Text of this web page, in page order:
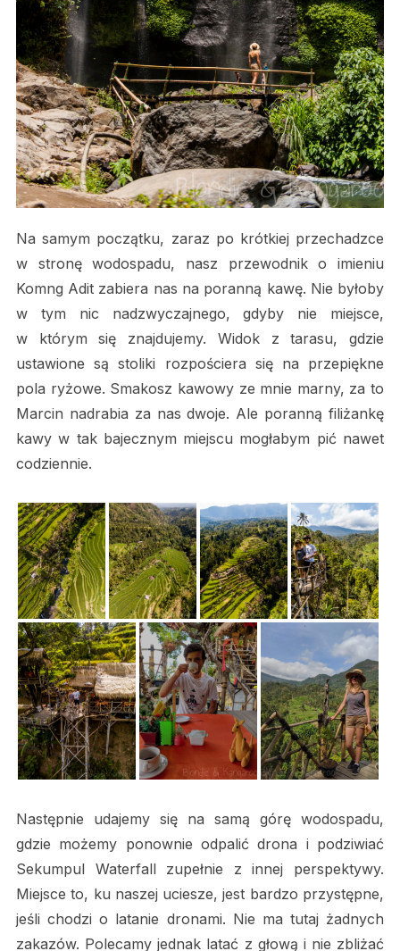
Na samym początku, zaraz po krótkiej przechadzce
w stronę wodospadu, nasz przewodnik o imieniu
Komng Adit zabiera nas na poranną kawę. Nie byłoby
w tym nic nadzwyczajnego, gdyby nie miejsce,
w którym się znajdujemy. Widok z tarasu, gdzie
ustawione są stoliki rozpościera się na przepiękne
pola ryżowe. Smakosz kawowy ze mnie marny, za to
Marcin nadrabia za nas dwoje. Ale poranną filiżankę
kawy w tak bajecznym miejscu mogłabym pić nawet
codziennie.
Następnie udajemy się na samą górę wodospadu,
gdzie możemy ponownie odpalić drona i podziwiać
Sekumpul Waterfall zupełnie z innej perspektywy.
Miejsce to, ku naszej uciesze, jest bardzo przystępne,
jeśli chodzi o latanie dronami. Nie ma tutaj żadnych
zakazów. Polecamy jednak latać z głową i nie zbliżać